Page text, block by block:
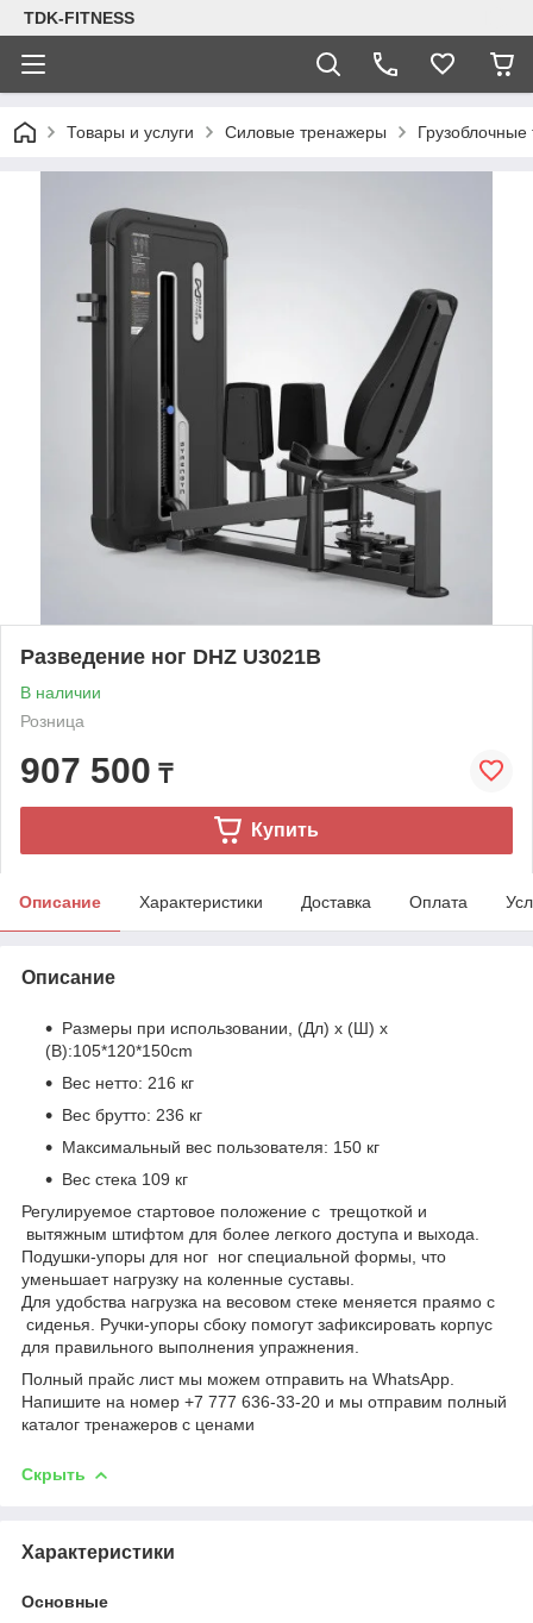
TDK-FITNESS
Товары и услуги Силовые тренажеры
Разведение ног DHZ U3021B
В наличии
Розница
907 500 ₸
Купить
Описание Характеристики Доставка Оплата
Описание
Размеры при использовании, (Дл) х (Ш) х
(В):105*120*150cm
Вес нетто: 216 кг
Вес брутто: 236 кг
Максимальный вес пользователя: 150 кг
Вес стека 109 кг
Регулируемое стартовое положение с трещоткой и
вытяжным штифтом для более легкого доступа и выхода.
Подушки-упоры для ног ног специальной формы, что
уменьшает нагрузку на коленные суставы.
Для удобства нагрузка на весовом стеке меняется праямо с
сиденья. Ручки-упоры сбоку помогут зафиксировать корпус
для правильного выполнения упражнения.
Полный прайс лист мы можем отправить на WhatsApp.
Напишите на номер +7 777 636-33-20 и мы отправим полный
каталог тренажеров с ценами
Скрыть
Характеристики
Основные